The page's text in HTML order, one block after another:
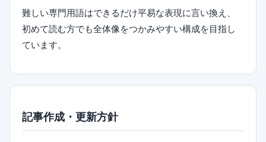
難しい専門用語はできるだけ平易な表現に言い換え、
初めて読む方でも全体像をつかみやすい構成を目指し
ています。
記事作成・更新方針